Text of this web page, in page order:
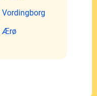
Vordingborg
Ærø